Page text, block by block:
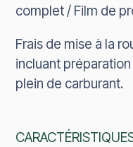
complet / Film de
Frais de mise à la
incluant
plein de carburant.